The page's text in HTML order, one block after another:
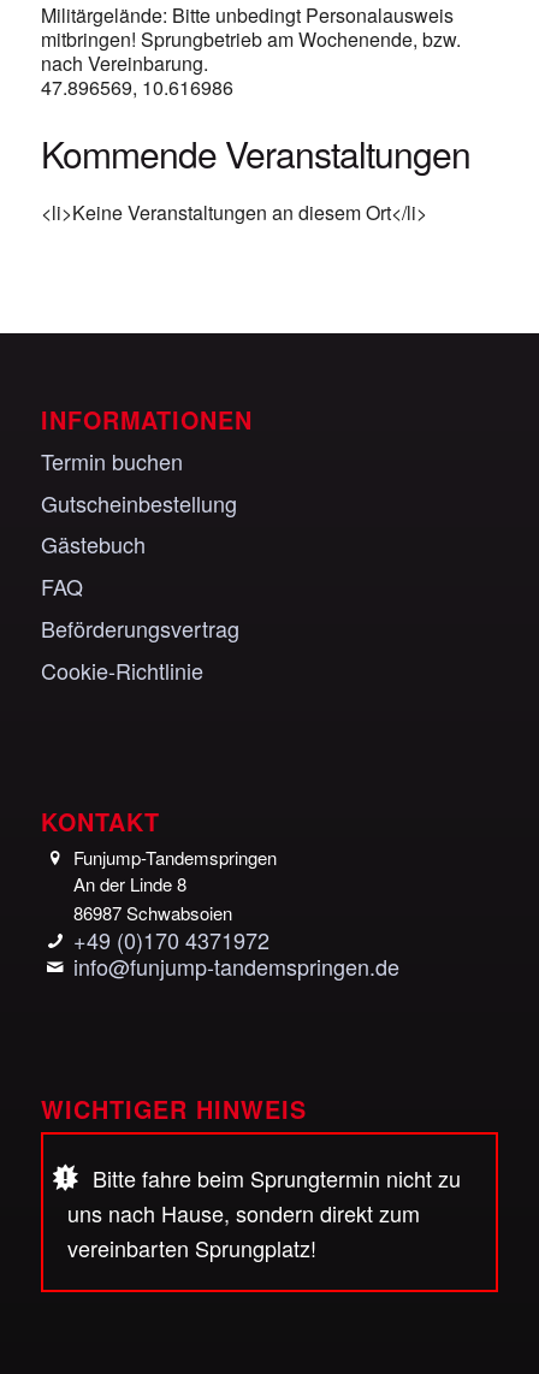
Militärgelände: Bitte unbedingt Personalausweis
mitbringen! Sprungbetrieb am Wochenende, bzw.
nach Vereinbarung.
47.896569, 10.616986
Kommende Veranstaltungen
<li>Keine Veranstaltungen an diesem Ort</li>
INFORMATIONEN
Termin buchen
Gutscheinbestellung
Gästebuch
FAQ
Beförderungsvertrag
Cookie-Richtlinie
KONTAKT
Funjump-Tandemspringen
An der Linde 8
86987 Schwabsoien
+49 (0)170 4371972
info@funjump-tandemspringen.de
WICHTIGER HINWEIS
Bitte fahre beim Sprungtermin nicht zu
uns nach Hause, sondern direkt zum
vereinbarten Sprungplatz!